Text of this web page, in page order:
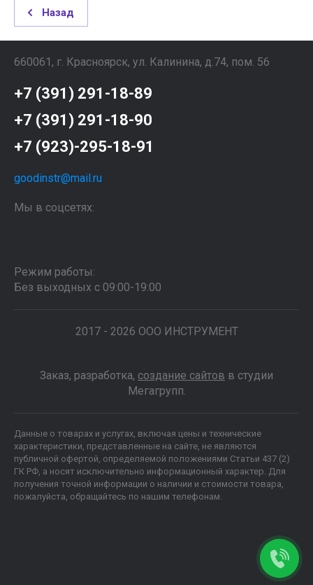
Назад
660061, г. Красноярск, ул. Калинина, д.74, пом. 56
+7 (391) 291-18-89
+7 (391) 291-18-90
+7 (923)-295-18-91
goodinstr@mail.ru
Мы в соцсетях:
Режим работы:
Без выходных с 09:00-19:00
2017 - 2026 ООО ИНСТРУМЕНТ
Заказ, разработка, создание сайтов в студии
Мегагрупп.
Данные о товарах и услугах, включая цены и технические
характеристики, представленные на сайте, не являются
публичной офертой, определяемой положениями Статьи 437 (2)
ГК РФ, а носят исключительно информационный характер. Для
получения точной информации о наличии и стоимости товара,
пожалуйста, обращайтесь по нашим телефонам.